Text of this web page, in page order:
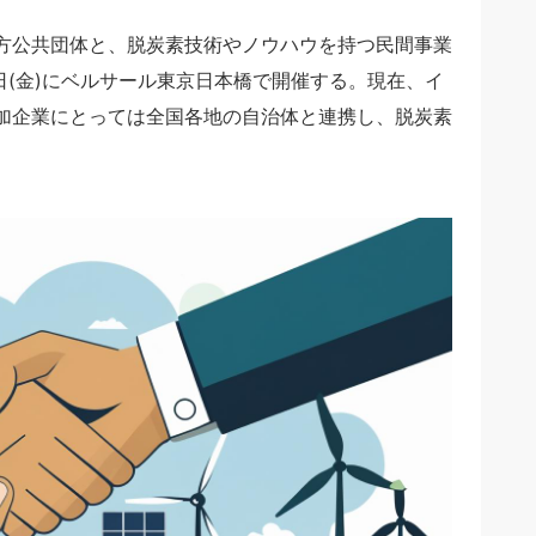
共団体と、脱炭素技術やノウハウを持つ民間事業
)にベルサール東京日本橋で開催する。現在、イ
業にとっては全国各地の自治体と連携し、脱炭素